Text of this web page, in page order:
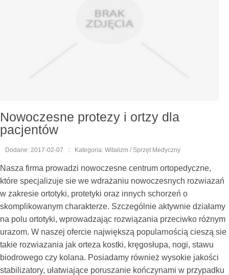
Nowoczesne protezy i ortzy dla
pacjentów
Dodane: 2017-02-07 :: Kategoria: Witalizm / Sprzęt Medyczny
Nasza firma prowadzi nowoczesne centrum ortopedyczne,
które specjalizuje sie we wdrażaniu nowoczesnych rozwiazań
w zakresie ortotyki, protetyki oraz innych schorzeń o
skomplikowanym charakterze. Szczególnie aktywnie działamy
na polu ortotyki, wprowadzając rozwiązania przeciwko różnym
urazom. W naszej ofercie największą popularnością cieszą sie
takie rozwiazania jak orteza kostki, kręgosłupa, nogi, stawu
biodrowego czy kolana. Posiadamy również wysokie jakości
stabilizatory, ułatwiające poruszanie kończynami w przypadku